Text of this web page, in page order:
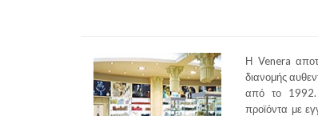
Η Venera
διανομής
από το 1992.
προϊόντα με